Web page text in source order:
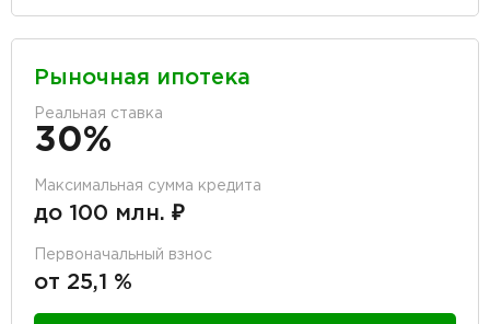
Рыночная ипотека
Реальная ставка
30%
Максимальная сумма кредита
до 100 млн. ₽
Первоначальный взнос
от 25,1 %